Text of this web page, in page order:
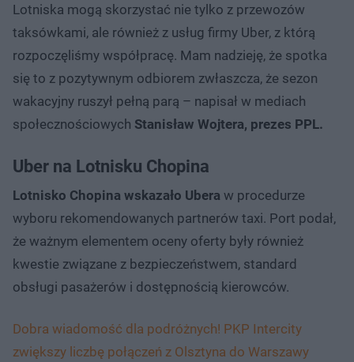
Lotniska mogą skorzystać nie tylko z przewozów
taksówkami, ale również z usług firmy Uber, z którą
rozpoczęliśmy współpracę. Mam nadzieję, że spotka
się to z pozytywnym odbiorem zwłaszcza, że sezon
wakacyjny ruszył pełną parą – napisał w mediach
społecznościowych Stanisław Wojtera, prezes PPL.
Uber na Lotnisku Chopina
Lotnisko Chopina wskazało Ubera w procedurze
wyboru rekomendowanych partnerów taxi. Port podał,
że ważnym elementem oceny oferty były również
kwestie związane z bezpieczeństwem, standard
obsługi pasażerów i dostępnością kierowców.
Dobra wiadomość dla podróżnych! PKP Intercity
zwiększy liczbę połączeń z Olsztyna do Warszawy